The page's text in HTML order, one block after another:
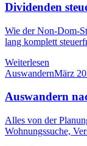
Dividenden
Wie der Non-Dom-
lang komplett
Weiterlesen
AuswandernMärz
Auswandern
Alles von der
Wohnungssuche,